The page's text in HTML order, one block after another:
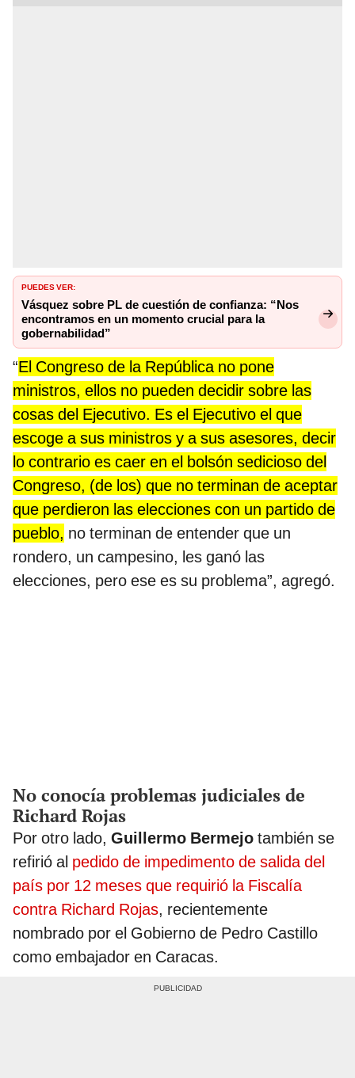
PUEDES VER:
Vásquez sobre PL de cuestión de confianza: “Nos
encontramos en un momento crucial para la
gobernabilidad”
“El Congreso de la República no pone
ministros, ellos no pueden decidir sobre las
cosas del Ejecutivo. Es el Ejecutivo el que
escoge a sus ministros y a sus asesores, decir
lo contrario es caer en el bolsón sedicioso del
Congreso, (de los) que no terminan de aceptar
que perdieron las elecciones con un partido de
pueblo, no terminan de entender que un
rondero, un campesino, les ganó las
elecciones, pero ese es su problema”, agregó.
No conocía problemas judiciales de
Richard Rojas
Por otro lado, Guillermo Bermejo también se
refirió al pedido de impedimento de salida del
país por 12 meses que requirió la Fiscalía
contra Richard Rojas, recientemente
nombrado por el Gobierno de Pedro Castillo
como embajador en Caracas.